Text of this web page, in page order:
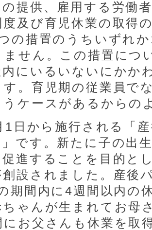
提供、雇用する労働
及び育児休業の取得
の措置のうちいずれ
ません。この措置につ
にいるいないにかか
。育児期の従業員で
うケースがあるからの
1日から施行される「
です。新たに子の出
進することを目的と
設されました。産後
期間内に4週間以内の
ちゃんが生まれてお母
にお父さんも休業を取